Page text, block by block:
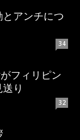
アンチにつ
34
フィリピン
り
32